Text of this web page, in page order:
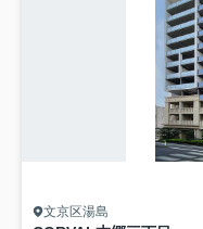
文京区湯島